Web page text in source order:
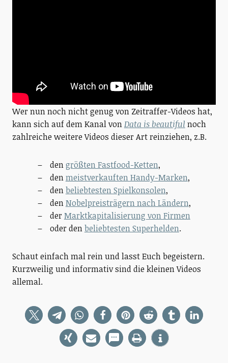
Wer nun noch nicht genug von Zeitraffer-Videos hat,
kann sich auf dem Kanal vonData is beautiful noch
zahlreiche weitere Videos dieser Art reinziehen, z.B.
dengrößten Fastfood-Ketten,
denmeistverkauften Handy-Marken,
denbeliebtesten Spielkonsolen,
denNobelpreisträgern nach Ländern,
derMarktkapitalisierung von Firmen
oder denbeliebtesten Superhelden.
Schaut einfach mal rein und lasst Euch begeistern.
Kurzweilig und informativ sind die kleinen Videos
allemal.